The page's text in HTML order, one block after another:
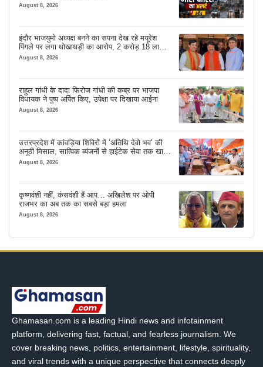
August 8, 2026
इंदौर भाजयुमो अध्यक्ष बनने का सपना देख रहे मयूरेश
पिंगले पर लगा धोखाधड़ी का आरोप, 2 करोड़ 18 लाख
लेने के बाद भी नहीं दिया जमीन का कब्जा
August 8, 2026
राहुल गांधी के दादा फिरोज गांधी की कब्र पर भाजपा
विधायक ने पुष्प अर्पित किए, उपेक्षा पर दिखाया आईना
August 8, 2026
उत्तरप्रदेश में कांवड़िया शिविरों में ‘अतिथि देवो भव’ की
अनूठी मिसाल, सात्विक व्यंजनों से हाईटेक सेवा तक खास
इंतजाम
August 8, 2026
कृष्णवंशी नहीं, कंसवंशी हैं आप… अखिलेश पर ओपी
राजभर का अब तक का सबसे बड़ा हमला
August 8, 2026
Ghamasan.com is a leading Hindi news and infotainment
platform, delivering fast, factual, and fearless journalism. We
cover breaking news, politics, entertainment, lifestyle, spirituality,
and viral trends with a unique perspective that connects deeply